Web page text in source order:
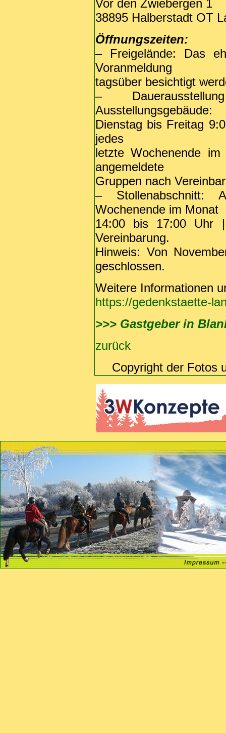
Vor den Zwiebergen 1
38895 Halberstadt OT
Öffnungszeiten:
– Freigelände: Das
Voranmeldung
tagsüber besichtigt
–
Ausstellungsgebäude:
Dienstag bis Freitag
jedes
letzte Wochenende
angemeldete
Gruppen nach
– Stollenabschnitt:
Wochenende im Monat
14:00 bis 17:00 Uhr
Vereinbarung.
Hinweis: Von
geschlossen.
Weitere Informationen
https://gedenkstaette-
>>> Gastgeber in
zurück
Copyright der Fotos